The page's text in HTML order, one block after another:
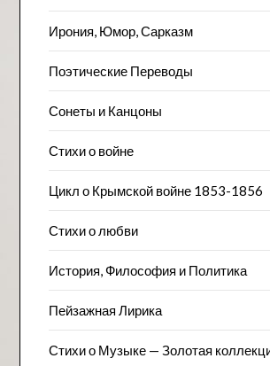
Ирония, Юмор, Сарказм
Поэтические Переводы
Сонеты и Канцоны
Стихи о войне
Цикл о Крымской войне 1853-1856
Стихи о любви
История, Философия и Политика
Пейзажна​я Лирика
Стихи о Музыке — Золотая